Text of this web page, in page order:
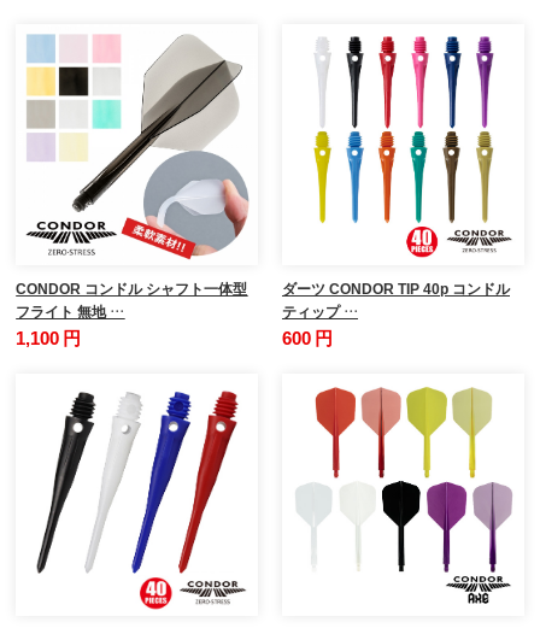
CONDOR コンドル シャフト一体型
フライト 無地 …
1,100 円
ダーツ CONDOR TIP 40p コンドル
ティップ …
600 円